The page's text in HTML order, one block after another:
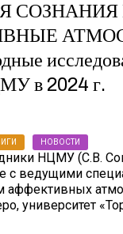
СОЗНАНИЯ
в 2024 г.
НОВОСТИ
НЦМУ (С.В.
с ведущими
аффективных
университет